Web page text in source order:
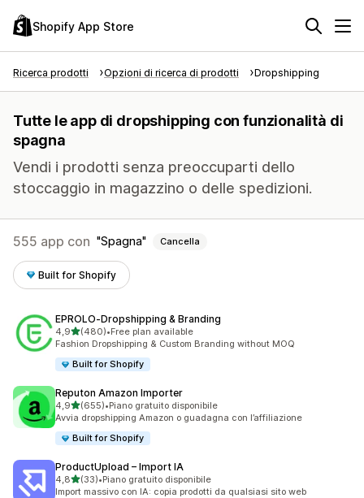
Shopify App Store
Ricerca prodotti Opzioni di ricerca di prodotti Dropshipping
Tutte le app di dropshipping con funzionalità di
spagna
Vendi i prodotti senza preoccuparti dello
stoccaggio in magazzino o delle spedizioni.
555 app con Spagna Cancella
Built for Shopify
EPROLO‑Dropshipping & Branding
4,9stelle su 5
(480)
480 recensioni totali
•Free plan available
Fashion Dropshipping & Custom Branding without MOQ
Built for Shopify
Reputon Amazon Importer
4,9stelle su 5
(655)
655 recensioni totali
•Piano gratuito disponibile
Avvia dropshipping Amazon o guadagna con l’affiliazione
Built for Shopify
ProductUpload – Import IA
4,8stelle su 5
(33)
33 recensioni totali
•Piano gratuito disponibile
Import massivo con IA: copia prodotti da qualsiasi sito web